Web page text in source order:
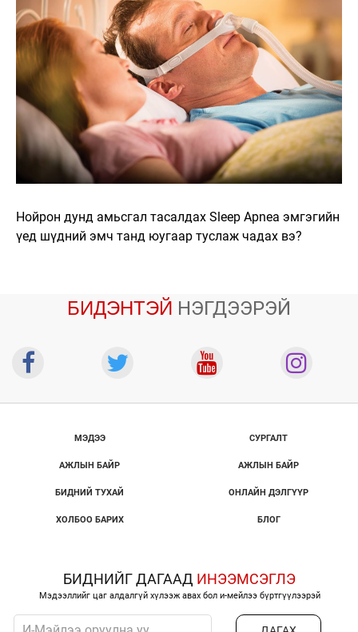
Нойрон дунд амьсгал тасалдах Sleep Apnea эмгэгийн
үед шүдний эмч танд юугаар туслаж чадах вэ?
БИДЭНТЭЙ НЭГДЭЭРЭЙ
МЭДЭЭ
АЖЛЫН БАЙР
БИДНИЙ ТУХАЙ
ХОЛБОО БАРИХ
СУРГАЛТ
АЖЛЫН БАЙР
ОНЛАЙН ДЭЛГҮҮР
БЛОГ
БИДНИЙГ ДАГААД ИНЭЭМСЭГЛЭ
Мэдээллийг цаг алдалгүй хүлээж авах бол и-мейлээ бүртгүүлээрэй